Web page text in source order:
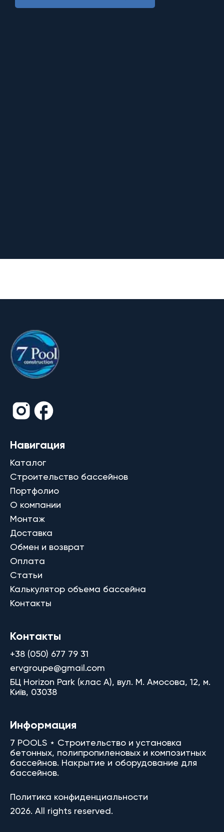
Навигация
Каталог
Строительство бассейнов
Портфолио
О компании
Монтаж
Доставка
Обмен и возврат
Оплата
Статьи
Калькулятор объема бассейна
Контакты
Контакты
+38 (050) 677 79 31
ervgroupe@gmail.com
БЦ Horizon Park (клас A), вул. М. Амосова, 12, м.
Київ, 03038
Информация
7 POOLS ⋆ Строительство и установка
бетонных, полипропиленовых и композитных
бассейнов. Накрытие и оборудование для
бассейнов.
Политика конфиденциальности
2026. All rights reserved.